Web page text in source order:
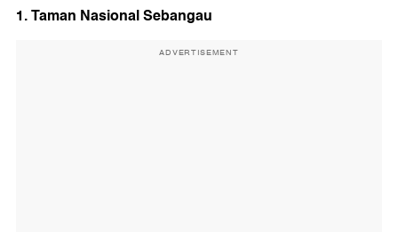
1. Taman Nasional Sebangau
ADVERTISEMENT